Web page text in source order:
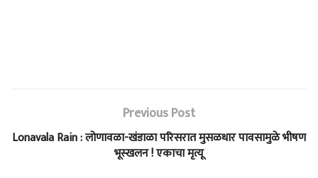
Previous Post
Lonavala Rain : लोणावळा-खंडाळा परिसरात मुसळधार पावसामुळे भीषण
भूस्खलन ! एकाचा मृत्यू